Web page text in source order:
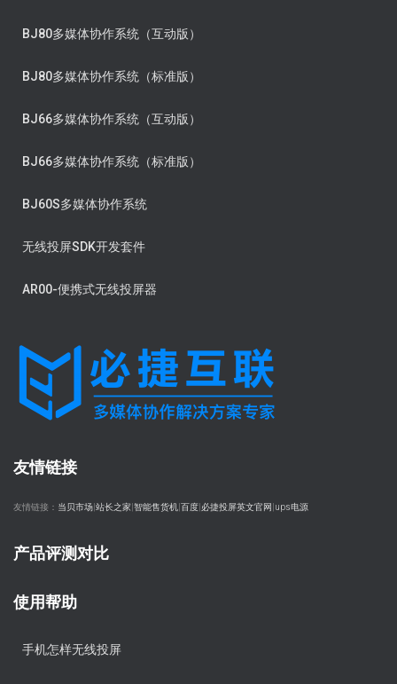
BJ80多媒体协作系统（互动版）
BJ80多媒体协作系统（标准版）
BJ66多媒体协作系统（互动版）
BJ66多媒体协作系统（标准版）
BJ60S多媒体协作系统
无线投屏SDK开发套件
AR00-便携式无线投屏器
友情链接
友情链接： 当贝市场 站长之家 智能售货机 百度 必捷投屏英文官网 ups电源
产品评测对比
使用帮助
手机怎样无线投屏